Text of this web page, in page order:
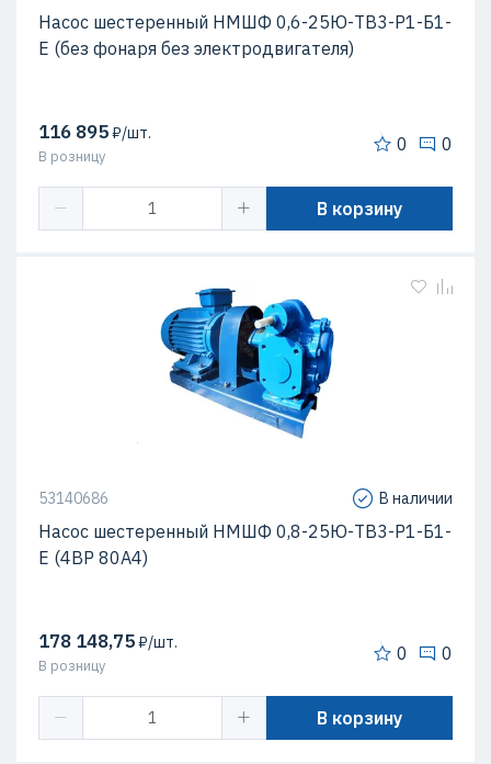
Насос шестеренный НМШФ 0,6-25Ю-ТВ3-Р1-Б1-
Е (без фонаря без электродвигателя)
116 895₽/шт.
В розницу
0 0
В корзину
53140686 В наличии
Насос шестеренный НМШФ 0,8-25Ю-ТВ3-Р1-Б1-
Е (4ВР 80А4)
178 148,75₽/шт.
В розницу
0 0
В корзину